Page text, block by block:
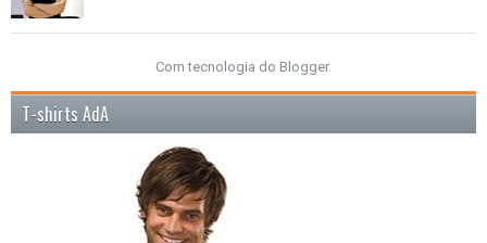
Com tecnologia do Blogger.
T-shirts AdA